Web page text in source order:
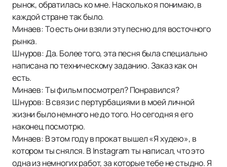
рынок, обратилась ко мне. Насколько я понимаю, в
каждой стране так было.
Минаев: То есть они взяли эту песню для восточного
рынка.
Шнуров: Да. Более того, эта песня была специально
написана по техническому заданию. Заказ как он
есть.
Минаев: Ты фильм посмотрел? Понравился?
Шнуров: В связи с пертурбациями в моей личной
жизни было немного не до того. Но сегодня я его
наконец посмотрю.
Минаев: В этом году в прокат вышел «Я худею», в
котором ты снялся. В Instagram ты написал, что это
одна из немногих работ, за которые тебе не стыдно. Я